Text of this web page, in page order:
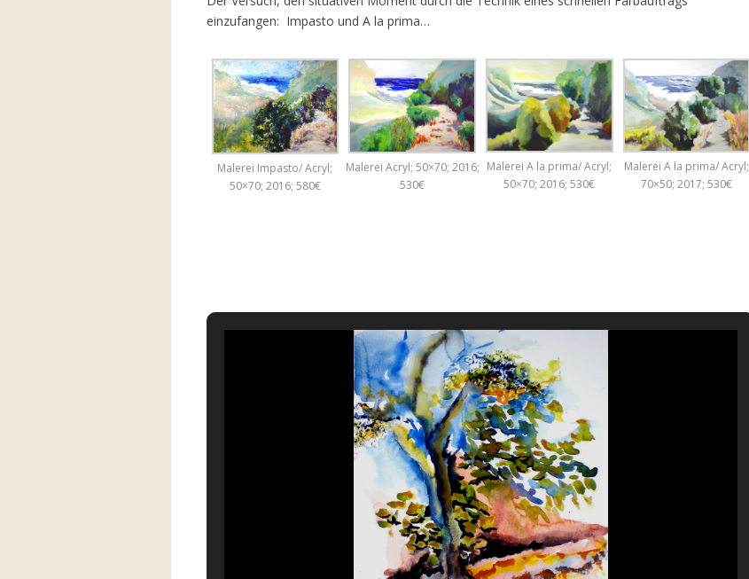
einzufangen: Impasto und A la prima…
Malerei Impasto/ Acryl;
50×70; 2016; 580€
Malerei Acryl; 50×70; 2016;
530€
Malerei A la prima/ Acryl;
50×70; 2016; 530€
Malerei A la prima/ Acryl;
70×50; 2017; 530€